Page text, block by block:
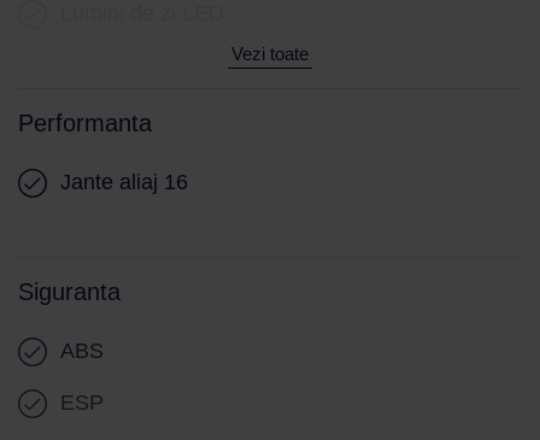
Sistem Start/Stop
Senzori presiune roti
Vezi toate
Performanta
Jante aliaj 16
Siguranta
ABS
ESP